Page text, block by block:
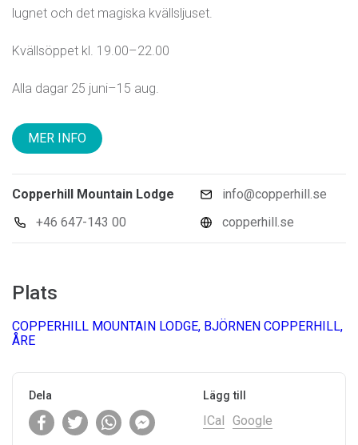
lugnet och det magiska kvällsljuset.
Kvällsöppet kl. 19.00–22.00
Alla dagar 25 juni–15 aug.
MER INFO
Copperhill Mountain Lodge
+46 647-143 00
info@copperhill.se
copperhill.se
Plats
COPPERHILL MOUNTAIN LODGE, BJÖRNEN COPPERHILL,
ÅRE
Dela Lägg till
ICal Google